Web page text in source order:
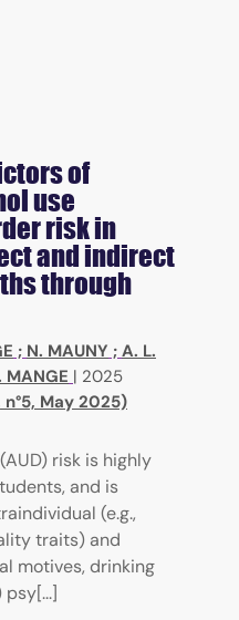
of
use
risk in
and indirect
through
; N. MAUNY ; A. L.
MANGE | 2025
n°5, May 2025)
risk is highly
and is
(e.g.,
traits) and
motives, drinking